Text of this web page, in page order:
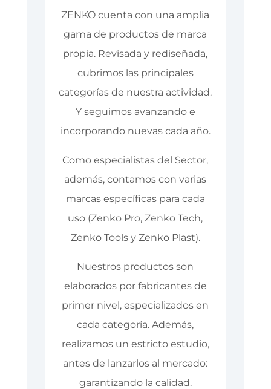
ZENKO cuenta con una amplia
gama de productos de marca
propia. Revisada y rediseñada,
cubrimos las principales
categorías de nuestra actividad.
Y seguimos avanzando e
incorporando nuevas cada año.
Como especialistas del Sector,
además, contamos con varias
marcas específicas para cada
uso (Zenko Pro, Zenko Tech,
Zenko Tools y Zenko Plast).
Nuestros productos son
elaborados por fabricantes de
primer nivel, especializados en
cada categoría. Además,
realizamos un estricto estudio,
antes de lanzarlos al mercado:
garantizando la calidad.